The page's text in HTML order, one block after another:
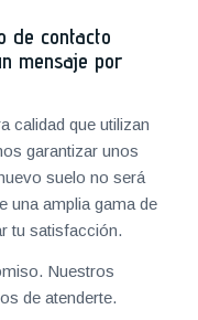
contacto
mensaje por
calidad que utilizan
garantizar unos
suelo no será
una amplia gama de
tu satisfacción.
Nuestros
de atenderte.